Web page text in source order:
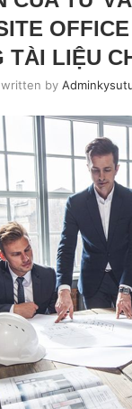
TÀI LIỆU
written by